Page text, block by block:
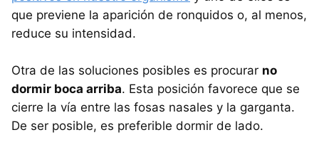
que previene la aparición de ronquidos o, al menos,
reduce su intensidad.
Otra de las soluciones posibles es procurar no
dormir boca arriba. Esta posición favorece que se
cierre la vía entre las fosas nasales y la garganta.
De ser posible, es preferible dormir de lado.